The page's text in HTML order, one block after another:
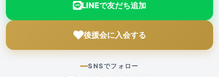
LINEで友だち追加
後援会に入会する
SNSでフォロー